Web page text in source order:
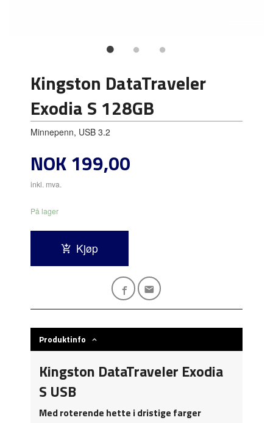
Kingston DataTraveler
Exodia S 128GB
Minnepenn, USB 3.2
Pris
NOK199,00
inkl. mva.
På lager
Kjøp
Produktinfo
Kingston DataTraveler Exodia
S USB
Med roterende hette i dristige farger